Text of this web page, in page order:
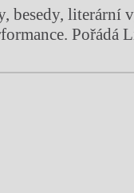
besedy, literární